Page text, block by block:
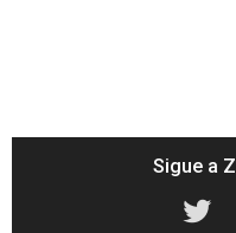
Sigue a